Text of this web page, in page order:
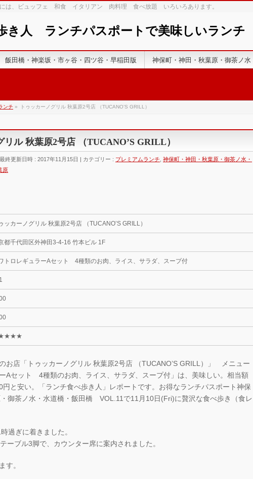
には、ビュッフェ 和食 イタリアン 肉料理 食べ放題 いろいろあります。
き人 ランチパスポートで美味しいラ
飯田橋・神楽坂・市ヶ谷・四ツ谷・早稲田版 神保町・神田・秋葉原・御茶ノ
ンチ » トゥッカーノグリル 秋葉原2号店 （TUCANO’S GRILL）
リル 秋葉原2号店 （TUCANO’S GRILL）
最終更新日時 : 2017年11月15日 カテゴリー : プレミアムランチ 神保町・神田・秋葉原・御茶ノ水・
原
ッカーノグリル 秋葉原2号店 （TUCANO’S GRILL）
都千代田区外神田3-4-16 竹本ビル 1F
トロレギュラーAセット 4種類のお肉、ライス、サラダ、スープ付
お店「トゥッカーノグリル 秋葉原2号店 （TUCANO’S GRILL）」 メニュー
ーAセット 4種類のお肉、ライス、サラダ、スープ付」は、美味しい。相当額
と安い。「ランチ食べ歩き人」レポートです。お得なランチパスポート神保
御茶ノ水・水道橋・飯田橋 VOL.11で11月10日(Fri)に贅沢な食べ歩き（食レ
過ぎに着きました。
ーブル3脚で、カウンター席に案内されました。
す。